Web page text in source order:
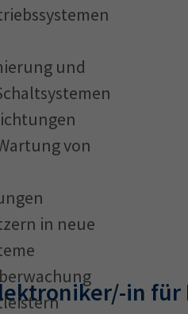
und
von
in neue
in